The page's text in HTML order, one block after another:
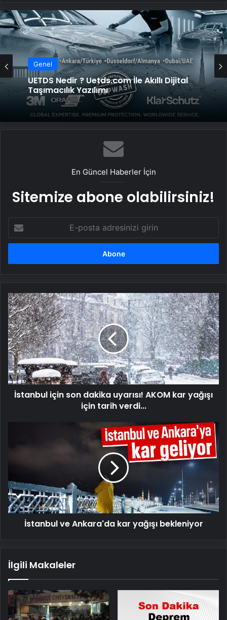
Genel
UETDS Nedir ? Uetds.com İle Akıllı Dijital
Taşımacılık Yazılımı
En Güncel Haberler İçin
Sitemize abone olabilirsiniz!
posta
adresinizi
İstanbul
için
son
dakika
uyarısı!
AKOM
kar
yağışı
için
tarih
İstanbul için son dakika uyarısı! AKOM kar yağışı
için tarih verdi...
Ankara'da
bekleniyor
İstanbul ve Ankara'da kar yağışı bekleniyor
İlgili Makaleler